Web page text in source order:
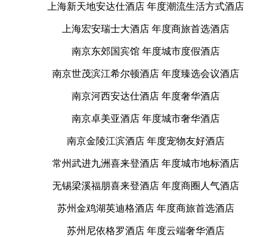
上海新天地安达仕酒店 年度潮流生活方式酒店
上海宏安瑞士大酒店 年度商旅首选酒店
南京东郊国宾馆 年度城市度假酒店
南京世茂滨江希尔顿酒店 年度臻选会议酒店
南京河西安达仕酒店 年度奢华酒店
南京卓美亚酒店 年度城市奢华酒店
南京金陵江滨酒店 年度宠物友好酒店
常州武进九洲喜来登酒店 年度城市地标酒店
无锡梁溪福朋喜来登酒店 年度商圈人气酒店
苏州金鸡湖英迪格酒店 年度商旅首选酒店
苏州尼依格罗酒店 年度云端奢华酒店